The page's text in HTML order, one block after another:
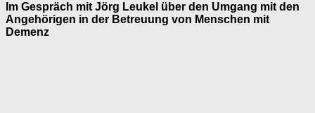
Im Gespräch mit Jörg Leukel über den Umgang mit den
Angehörigen in der Betreuung von Menschen mit
Demenz